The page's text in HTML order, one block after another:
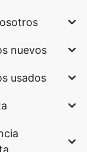
nuevos
usados